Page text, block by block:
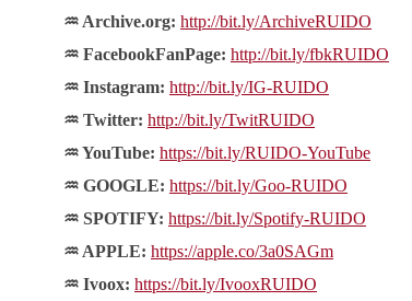
♒ Archive.org: http://bit.ly/ArchiveRUIDO
♒ FacebookFanPage: http://bit.ly/fbkRUIDO
♒ Instagram: http://bit.ly/IG-RUIDO
♒ Twitter: http://bit.ly/TwitRUIDO
♒ YouTube: https://bit.ly/RUIDO-YouTube
♒ GOOGLE: https://bit.ly/Goo-RUIDO
♒ SPOTIFY: https://bit.ly/Spotify-RUIDO
♒ APPLE: https://apple.co/3a0SAGm
♒ Ivoox: https://bit.ly/IvooxRUIDO